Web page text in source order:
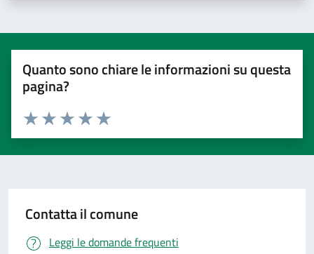
Quanto sono chiare le informazioni su questa
pagina?
Valuta 5 stelle su 5
Valuta 4 stelle su 5
Valuta 3 stelle su 5
Valuta 2 stelle su 5
Valuta 1 stelle su 5
Contatta il comune
Leggi le domande frequenti